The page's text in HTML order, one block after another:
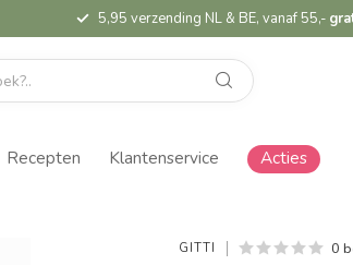
5,95 verzending NL & BE, vanaf 55,-
Recepten Klantenservice Acties
GITTI 0